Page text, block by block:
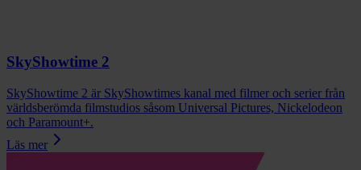
SkyShowtime 2
SkyShowtime 2 är SkyShowtimes kanal med filmer och serier från
världsberömda filmstudios såsom Universal Pictures, Nickelodeon
och Paramount+.
Läs mer